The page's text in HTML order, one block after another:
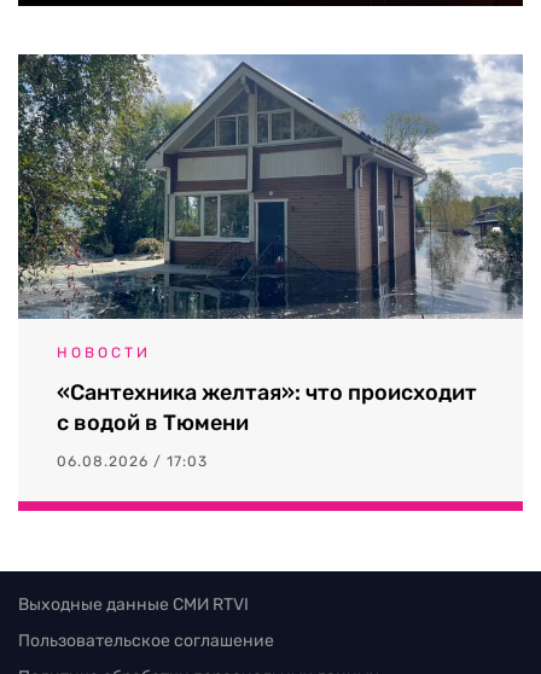
НОВОСТИ
«Сантехника желтая»: что происходит
с водой в Тюмени
06.08.2026 / 17:03
Выходные данные СМИ RTVI
Пользовательское соглашение